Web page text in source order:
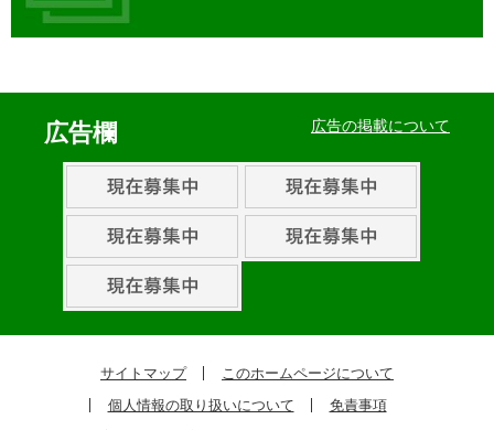
広告欄 広告の掲載について
サイトマップ
このホームページについて
個人情報の取り扱いについて
免責事項